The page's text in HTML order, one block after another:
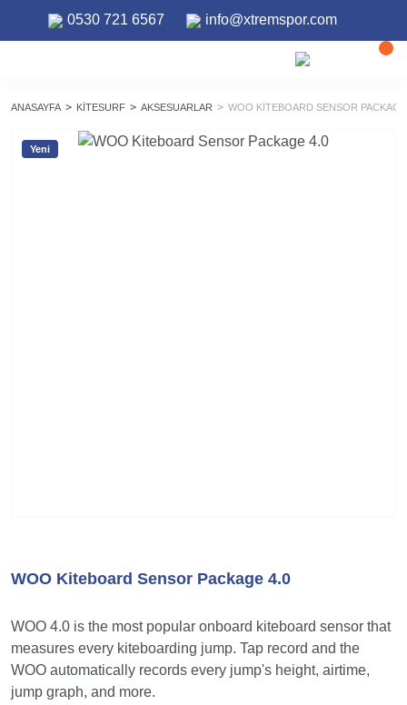
0530 721 6567 info@xtremspor.com
ANASAYFA KITESURF AKSESUARLAR WOO KITEBOARD SENSOR
Yeni
WOO Kiteboard Sensor Package 4.0
WOO 4.0 is the most popular onboard kiteboard sensor that
measures every kiteboarding jump. Tap record and the
WOO automatically records every jump's height, airtime,
jump graph, and more.